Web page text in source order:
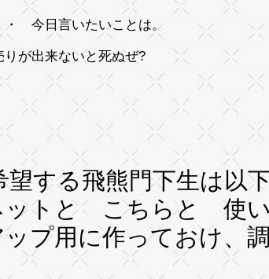
・ 今日言いたいことは。
が出来ないと死ぬぜ?
望する飛熊門下生は以
ットと こちらと 使い
プ用に作っておけ、